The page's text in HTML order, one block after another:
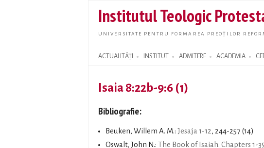
Institutul Teologic
UNIVERSITATE PENTRU FORMAREA PREOȚILOR
ACTUALITĂȚI INSTITUT ADMITERE ACADEMIA
Search form
Isaia 8:22b-9:6 (1)
Bibliografie:
Beuken, Willem A. M.: Jesaja 1-12, 244-257 (14)
Oswalt, John N.: The Book of Isaiah. Chapters 1-